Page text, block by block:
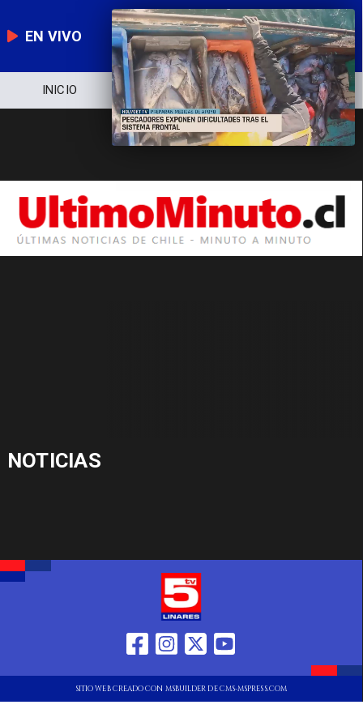
EN VIVO
INICIO NOTICIERO POLÍTICA
NOTICIAS
SITIO WEB CREADO CON MSBUILDER DE CMS-MSPRESS.COM